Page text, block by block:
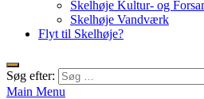
Skelhøje Kultur- og
Skelhøje Vandværk
Flyt til Skelhøje?
Søg efter:
Main Menu